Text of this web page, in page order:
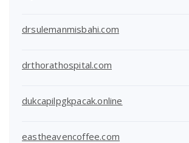
drsulemanmisbahi.com
drthorathospital.com
dukcapilpgkpacak.online
eastheavencoffee.com